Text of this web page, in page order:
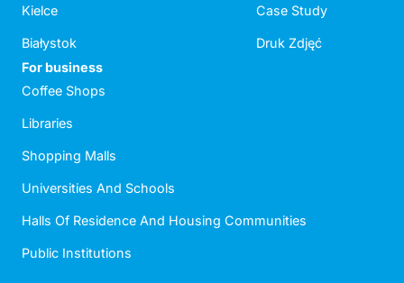
Kielce
Białystok
Case Study
Druk Zdjęć
For business
Coffee Shops
Libraries
Shopping Malls
Universities And Schools
Halls Of Residence And Housing Communities
Public Institutions